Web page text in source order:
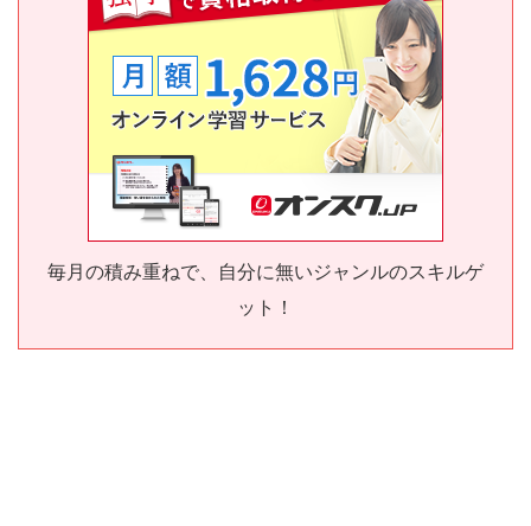
毎月の積み重ねで、自分に無いジャンルのスキルゲ
ット！